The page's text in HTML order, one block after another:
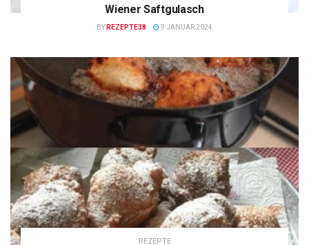
Wiener Saftgulasch
BY REZEPTE38 9 JANUAR 2024
REZEPTE